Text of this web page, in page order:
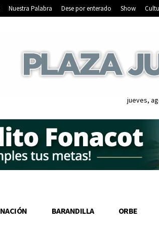
Nuestra Palabra Dese por enterado Show
jueves,
NACIÓN BARANDILLA ORBE